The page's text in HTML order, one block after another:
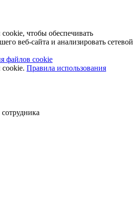
чтобы обеспечивать
веб-сайта и анализировать сетевой
файлов cookie
Правила использования